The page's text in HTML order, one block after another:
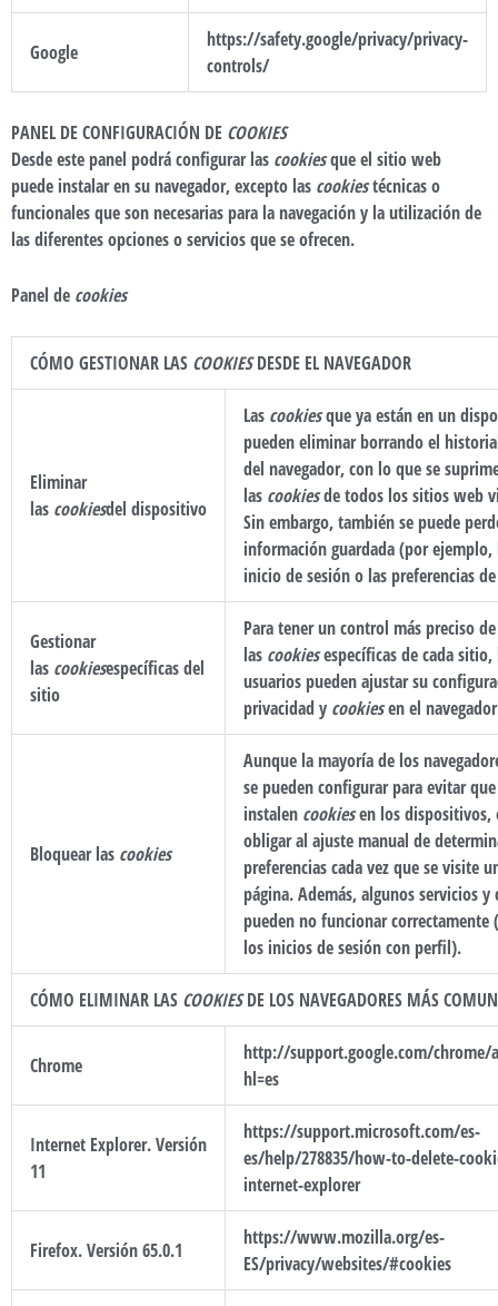
Google
https://safety.google/privacy/privacy-
controls/
PANEL DE CONFIGURACIÓN DE COOKIES
Desde este panel podrá configurar las cookiesque el sitio web
puede instalar en su navegador, excepto las cookiestécnicas o
funcionales que son necesarias para la navegación y la utilización de
las diferentes opciones o servicios que se ofrecen.
Panel de cookies
CÓMO GESTIONAR LAS COOKIESDESDE EL NAVEGADOR
Eliminar
las cookiesdel dispositivo
Las cookiesque ya están en un
pueden eliminar borrando el
del navegador, con lo que se
las cookiesde todos los sitios web
Sin embargo, también se puede
información guardada (por ejemplo,
inicio de sesión o las preferencias
Gestionar
las cookiesespecíficas del
sitio
Para tener un control más preciso de
las cookiesespecíficas de cada sitio,
usuarios pueden ajustar su
privacidad y cookiesen el
Bloquear las cookies
Aunque la mayoría de los
se pueden configurar para evitar
instalen cookiesen los dispositivos,
obligar al ajuste manual de
preferencias cada vez que se visite
página. Además, algunos servicios y
pueden no funcionar correctamente
los inicios de sesión con perfil).
CÓMO ELIMINAR LAS COOKIESDE LOS NAVEGADORES MÁS
Chrome
http://support.google.com/chrome/
hl=es
Internet Explorer. Versión
11
https://support.microsoft.com/es-
es/help/278835/how-to-delete-
internet-explorer
Firefox. Versión 65.0.1
https://www.mozilla.org/es-
ES/privacy/websites/#cookies